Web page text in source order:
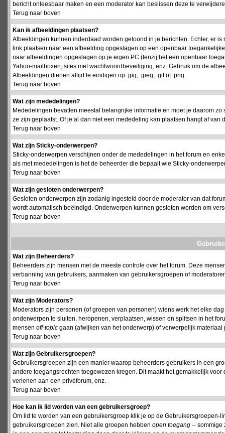
bericht onleesbaar maken en een moderator kan beslissen deze te
Terug naar boven
Kan ik afbeeldingen plaatsen?
Afbeeldingen kunnen inderdaad worden getoond in je berichten. Echter, er
link plaatsen naar een afbeelding opgeslagen op een openbaar
naar afbeeldingen opgeslagen op je eigen PC (tenzij het een openbaar
Yahoo-mailboxen, sites met wachtwoordbeveiliging, enz. Gebruik om de
Afbeeldingen dienen altijd te eindigen op .jpg, .jpeg, .gif of .png.
Terug naar boven
Wat zijn mededelingen?
Mededelingen bevatten meestal belangrijke informatie en moet je daarom
ze zijn geplaatst. Of je al dan niet een mededeling kan plaatsen hangt af
Terug naar boven
Wat zijn Sticky-onderwerpen?
Sticky-onderwerpen verschijnen onder de mededelingen in het forum en
als met mededelingen is het de beheerder die bepaalt wie Sticky-
Terug naar boven
Wat zijn gesloten onderwerpen?
Gesloten onderwerpen zijn zodanig ingesteld door de moderator van dat
wordt automatisch beëindigd. Onderwerpen kunnen gesloten worden om
Terug naar boven
Wat zijn Beheerders?
Beheerders zijn mensen met de meeste controle over het forum. Deze
verbanning van gebruikers, aanmaken van gebruikersgroepen of
Terug naar boven
Wat zijn Moderators?
Moderators zijn personen (of groepen van personen) wiens werk het elke
onderwerpen te sluiten, heropenen, verplaatsen, wissen en splitsen in het
mensen off-topic gaan (afwijken van het onderwerp) of verwerpelijk materiaal
Terug naar boven
Wat zijn Gebruikersgroepen?
Gebruikersgroepen zijn een manier waarop beheerders gebruikers in een
andere toegangsrechten toegewezen kregen. Dit maakt het gemakkelijk
verlenen aan een privéforum, enz.
Terug naar boven
Hoe kan ik lid worden van een gebruikersgroep?
Om lid te worden van een gebruikersgroep klik je op de
gebruikersgroepen zien. Niet alle groepen hebben open toegang -- sommige